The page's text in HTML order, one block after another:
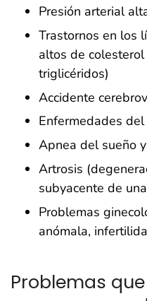
Presión arterial
Trastornos en los
altos de
triglicéridos)
Accidente
Enfermedades
Apnea del sueño
Artrosis
subyacente de
Problemas
anómala,
Problemas